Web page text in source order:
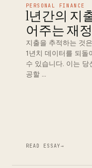
PERSONAL FINANCE
1년간의 지
어주는 재
지출을 추적하는 것
1년치 데이터를 되돌
수 있습니다. 이는
공할 …
READ ESSAY→